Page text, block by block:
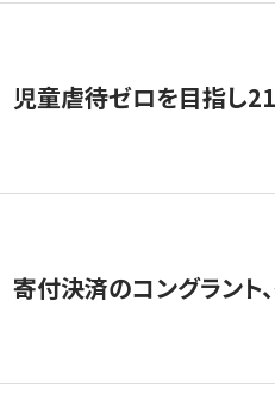
児童虐待ゼロを目指し
寄付決済のコングラント